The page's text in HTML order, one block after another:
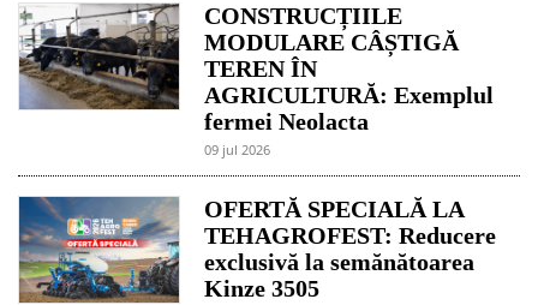
CONSTRUCȚIILE
MODULARE CÂȘTIGĂ
TEREN ÎN
AGRICULTURĂ: Exemplul
fermei Neolacta
09 jul 2026
OFERTĂ SPECIALĂ LA
TEHAGROFEST: Reducere
exclusivă la semănătoarea
Kinze 3505